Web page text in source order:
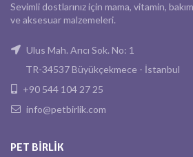
Sevimli dostlarınız için mama, vitamin,
ve aksesuar malzemeleri.
Ulus Mah. Arıcı Sok. No: 1
TR-34537 Büyükçekmece - İstanbul
+90 544 104 27 25
info@petbirlik.com
PET BIRLIK